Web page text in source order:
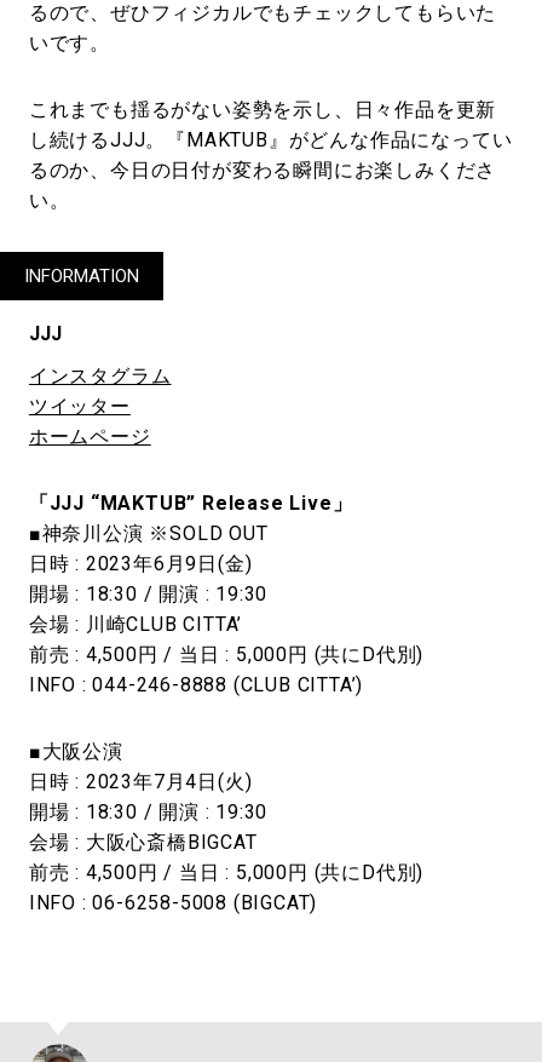
るので、ぜひフィジカルでもチェックしてもらいた
いです。
これまでも揺るがない姿勢を示し、日々作品を更新
し続けるJJJ。『MAKTUB』がどんな作品になってい
るのか、今日の日付が変わる瞬間にお楽しみくださ
い。
INFORMATION
JJJ
インスタグラム
ツイッター
ホームページ
「JJJ “MAKTUB” Release Live」
■神奈川公演 ※SOLD OUT
日時 : 2023年6月9日(金)
開場 : 18:30 / 開演 : 19:30
会場 : 川崎CLUB CITTA’
前売 : 4,500円 / 当日 : 5,000円 (共にD代別)
INFO : 044-246-8888 (CLUB CITTA’)
■大阪公演
日時 : 2023年7月4日(火)
開場 : 18:30 / 開演 : 19:30
会場 : 大阪心斎橋BIGCAT
前売 : 4,500円 / 当日 : 5,000円 (共にD代別)
INFO : 06-6258-5008 (BIGCAT)